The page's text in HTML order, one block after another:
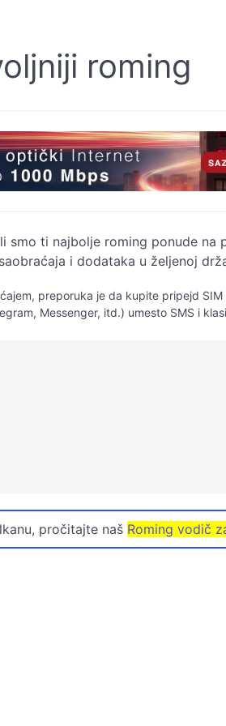
roming
smo ti najbolje roming ponude
i dodataka u željenoj
preporuka je da kupite pripejd
Messenger, itd.) umesto SMS i
pročitajte naš Roming vodič